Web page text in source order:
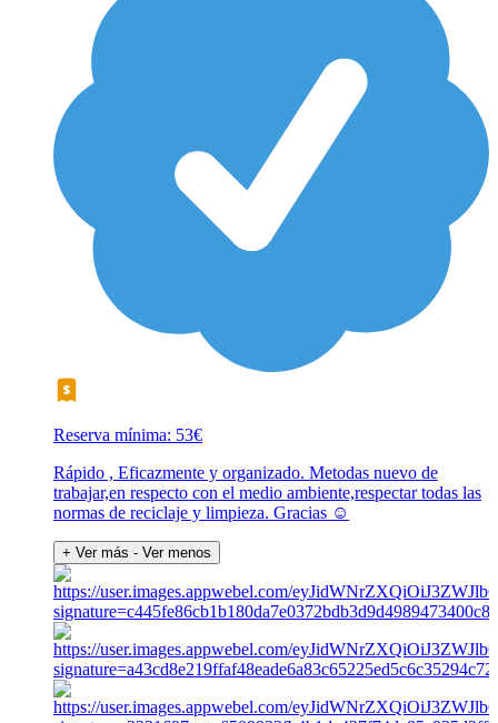
Reserva mínima: 53€
Rápido , Eficazmente y organizado. Metodas nuevo de
trabajar,en respecto con el medio ambiente,respectar todas las
normas de reciclaje y limpieza. Gracias ☺️
+ Ver más - Ver menos